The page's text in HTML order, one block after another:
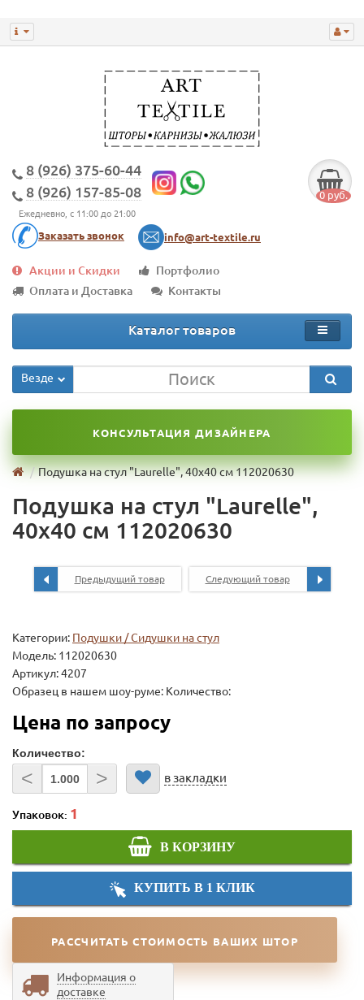
8 (926) 375-60-44
8 (926) 157-85-08
Ежедневно, с 11:00 до 21:00
Заказать звонок info@art-textile.ru
0 руб.
Акции и Скидки
Портфолио
Оплата и Доставка
Контакты
Каталог товаров
Везде
КОНСУЛЬТАЦИЯ ДИЗАЙНЕРА
Подушка на стул "Laurelle", 40х40 см 112020630
Подушка на стул "Laurelle",
40х40 см 112020630
Предыдущий товар Следующий товар
Категории: Подушки / Сидушки на стул
Модель: 112020630
Артикул: 4207
Образец в нашем шоу-руме: Количество:
Цена по запросу
Количество:
< > в закладки
Упаковок:
В КОРЗИНУ
КУПИТЬ В 1 КЛИК
РАССЧИТАТЬ СТОИМОСТЬ ВАШИХ ШТОР
Информация о
доставке